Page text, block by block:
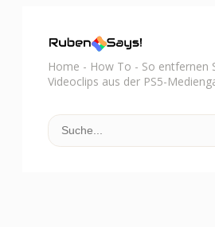
Home - How To - So entfernen
Videoclips aus der PS5-